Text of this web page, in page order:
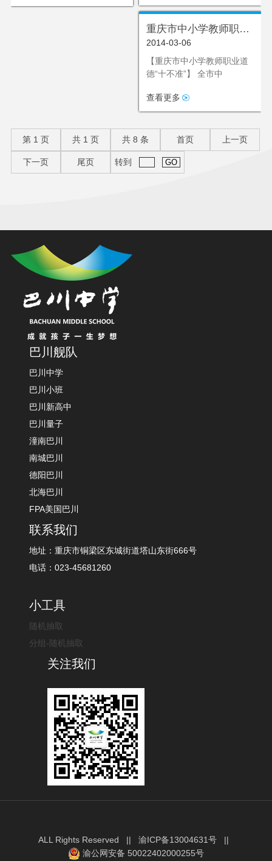
大会上
重庆市中小学教师职业
道德“十不准”
2014-03-06
【重庆市中小学教师职业道
德“十不准”】 全市中
查看更多
第 1 页 共 1 页 共 8 条 首页 上一页
下一页 尾页 转到
巴川舰队
巴川中学
巴川小班
巴川新高中
巴川量子
潼南巴川
南城巴川
德阳巴川
北海巴川
FPA美国巴川
联系我们
地址：重庆市铜梁区东城街道塔山东街666号
电话：023-45681260
小工具
随机抽取
分组-随机抽取
关注我们
ALL Rights Reserved || 渝ICP备13004631号 ||
渝公网安备 50022402000255号